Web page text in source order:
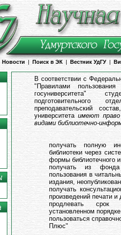
Новости | Поиск в ЭК | Вестник УдГУ |
В соответствии с
"Правилами пользования
госуниверситета"
подготовительного
преподавательский
университета имеют право
видами библиотечно-
получать полную
библиотеки через
формы библиотечного
получать из фонда
пользования в
издания,
получать
произведений печати и
продлевать срок
установленном порядке
пользоваться
Плюс"